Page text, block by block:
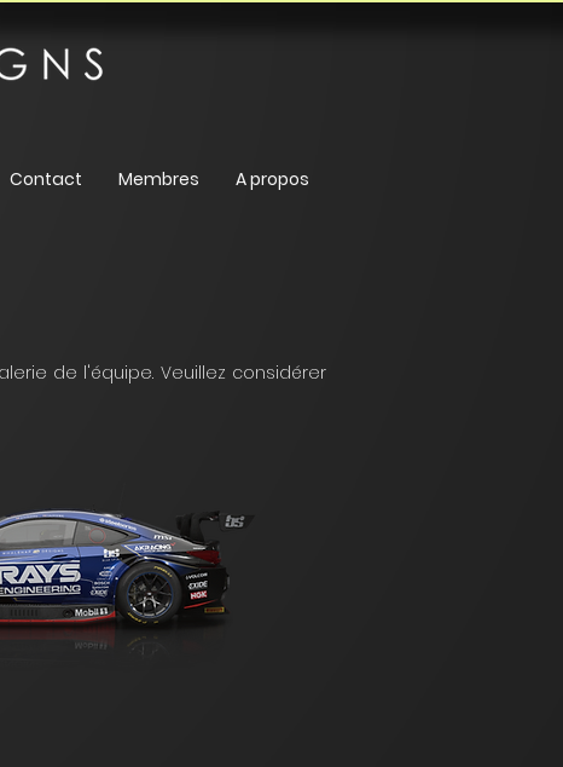
Contact Membres A propos
de l'équipe. Veuillez considérer